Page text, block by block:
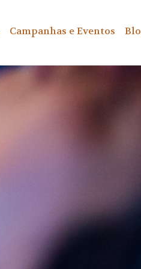
Campanhas e Eventos